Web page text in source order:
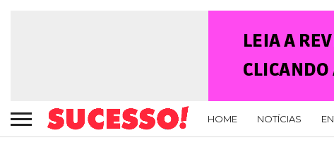
HOME NOTÍCIAS